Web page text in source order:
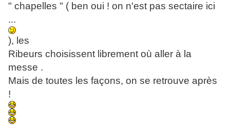
" chapelles " ( ben oui ! on n'est pas sectaire ici
...
), les
Ribeurs choisissent librement où aller à la
messe .
Mais de toutes les façons, on se retrouve après
!